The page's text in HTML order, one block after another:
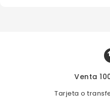
Venta
Tarjeta o